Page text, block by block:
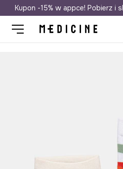
Darmowa dostawa
Kupon -15% w appce! Pobierz i